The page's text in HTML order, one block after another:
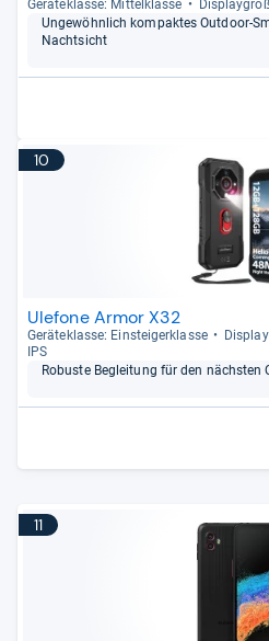
Gerä­te­klasse: Mit­tel­klasse
Unge­wöhn­lich kom­pak­tes Out­door-​
Nacht­sicht
10
Ulefone Armor X32
Gerä­te­klasse: Ein­stei­ger­klasse
IPS
Robuste Beglei­tung für den nächs­ten
11